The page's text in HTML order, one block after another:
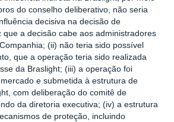
do conselho deliberativo, não seria
decisiva na decisão de
que a decisão cabe aos administradores
(ii) não teria sido possível
que a operação teria sido realizada
da Braslight; (iii) a operação foi
e submetida à estrutura de
com deliberação do comitê de
da diretoria executiva; (iv) a estrutura
de proteção, incluindo